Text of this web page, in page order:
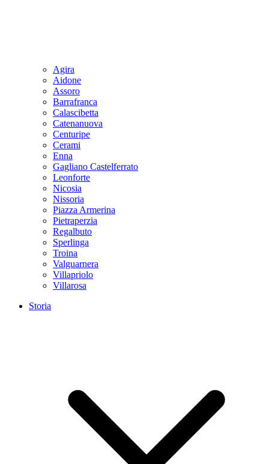
Agira
Aidone
Assoro
Barrafranca
Calascibetta
Catenanuova
Centuripe
Cerami
Enna
Gagliano Castelferrato
Leonforte
Nicosia
Nissoria
Piazza Armerina
Pietraperzia
Regalbuto
Sperlinga
Troina
Valguarnera
Villapriolo
Villarosa
Storia